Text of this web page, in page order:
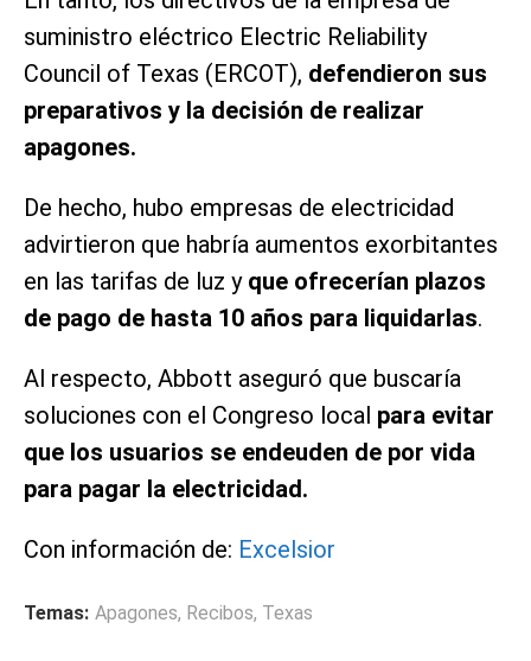
suministro eléctrico Electric Reliability
Council of Texas (ERCOT), defendieron sus
preparativos y la decisión de realizar
apagones.
De hecho, hubo empresas de electricidad
advirtieron que habría aumentos exorbitantes
en las tarifas de luz yque ofrecerían plazos
de pago de hasta 10 años para liquidarlas.
Al respecto, Abbott aseguró que buscaría
soluciones con el Congreso local para evitar
que los usuarios se endeuden de por vida
para pagar la electricidad.
Con información de: Excelsior
Temas: Apagones, Recibos, Texas